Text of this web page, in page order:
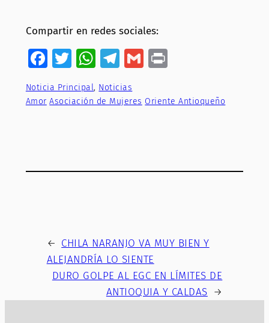
Compartir en redes sociales:
Facebook
Twitter
WhatsApp
Telegram
GmailPrint
Noticia Principal, Noticias
Amor Asociación de Mujeres Oriente Antioqueño
← CHILA NARANJO VA MUY BIEN Y
ALEJANDRÍA LO SIENTE
DURO GOLPE AL EGC EN LÍMITES DE
ANTIOQUIA Y CALDAS →